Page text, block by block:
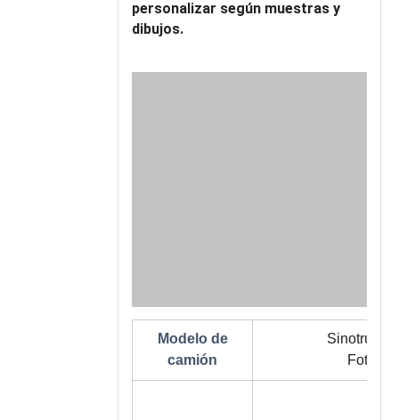
personalizar según muestras y
dibujos.
Modelo de
camión
Sinotruk,
Foton